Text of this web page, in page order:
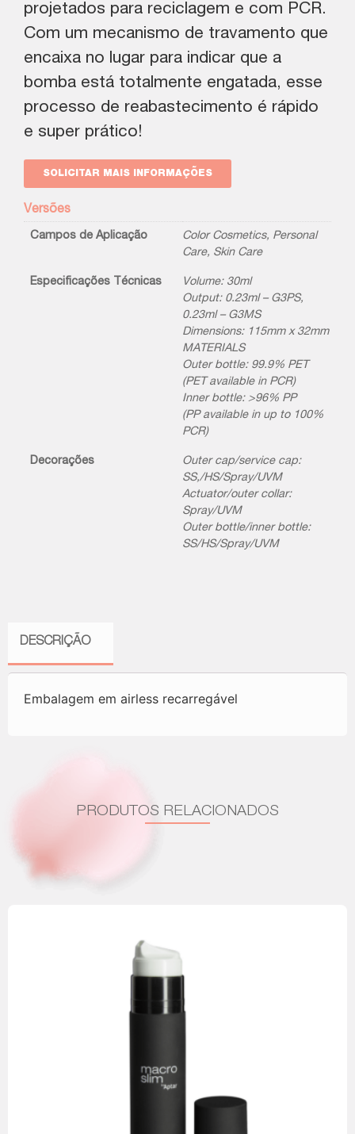
projetados para reciclagem e com PCR.
Com um mecanismo de travamento que
encaixa no lugar para indicar que a
bomba está totalmente engatada, esse
processo de reabastecimento é rápido
e super prático!
SOLICITAR MAIS INFORMAÇÕES
Versões
Campos de Aplicação Color Cosmetics, Personal
Care, Skin Care
Especificações Técnicas
Volume: 30ml
Output: 0.23ml – G3PS,
0.23ml – G3MS
Dimensions: 115mm x 32mm
MATERIALS
Outer bottle: 99.9% PET
(PET available in PCR)
Inner bottle: >96% PP
(PP available in up to 100%
PCR)
Decorações
Outer cap/service cap:
SS,/HS/Spray/UVM
Actuator/outer collar:
Spray/UVM
Outer bottle/inner bottle:
SS/HS/Spray/UVM
DESCRIÇÃO
Embalagem em airless recarregável
PRODUTOS RELACIONADOS